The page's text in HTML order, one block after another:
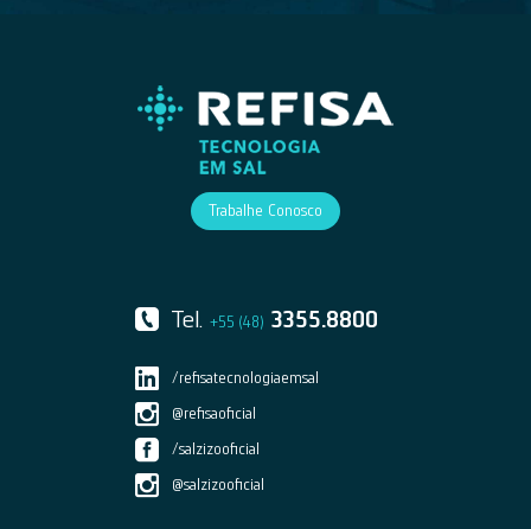
Trabalhe Conosco
Tel. +55 (48) 3355.8800
/refisatecnologiaemsal
@refisaoficial
/salzizooficial
@salzizooficial